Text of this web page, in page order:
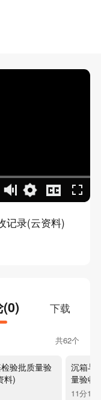
记录(云资料)
下载
共62个
验批质量验
料)
沉箱与
量验收
11分12